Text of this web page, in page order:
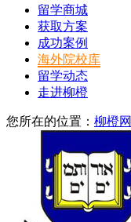
留学商城
获取方案
成功案例
海外院校库
留学动态
走进柳橙
您所在的位置： 柳橙网